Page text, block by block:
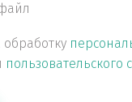
обработку
пользовательского